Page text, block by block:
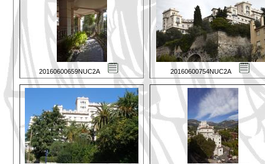
20160600659NUC2A 20160600754NUC2A